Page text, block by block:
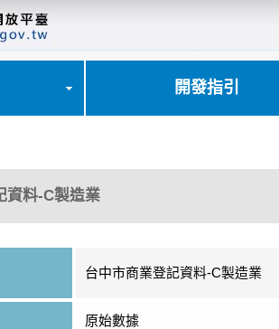
開發指引
資料-C製造業
台中市商業登記資料-C製造業
原始數據